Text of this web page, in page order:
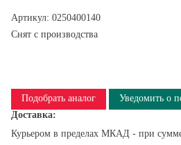
Артикул: 0250400140
Снят с производства
Подобрать аналог
Уведомить о
Доставка:
Курьером в пределах МКАД - при сумме